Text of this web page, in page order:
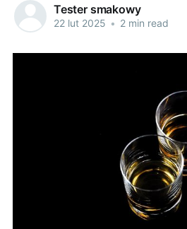
Tester smakowy
22 lut 2025 • 2 min read